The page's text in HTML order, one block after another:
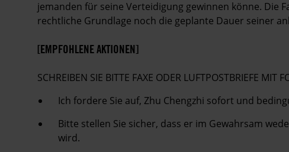
jemanden für seine Verteidigung gewinnen könne. Die
rechtliche Grundlage noch die geplante Dauer seiner
[EMPFOHLENE AKTIONEN]
SCHREIBEN SIE BITTE FAXE ODER LUFTPOSTBRIEFE MIT
Ich fordere Sie auf, Zhu Chengzhi sofort und
Bitte stellen Sie sicher, dass er im Gewahrsam
wird.